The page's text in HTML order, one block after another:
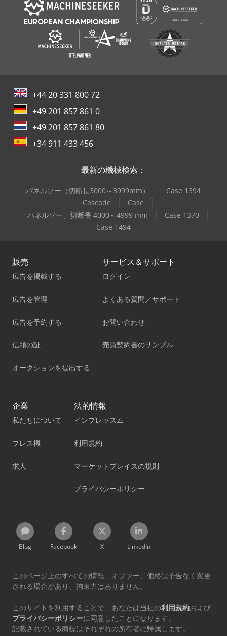
+44 20 331 800 72
+49 201 857 861 0
+49 201 857 861 80
+34 911 433 456
最新の機械検索：
パネルソー（切断長3000～3999mm）
Case 1394
Cascade
Case
パネルソー、切断長 4000～4999 mm
Case 1370
Case 1494
販売
広告を掲載する
広告を管理
広告を予約する
信頼の証
オークションを提出する
サービス＆サポート
ログイン
よくある質問／サポート
お問い合わせ
売買契約書のサンプル
企業
私たちについて
プレス機
求人
法的情報
インプレッスム
利用規約
マーケットプレイスの規則
プライバシーポリシー
Blog Facebook X LinkedIn
このページ上のすべての情報、オファー、価格は予告なく変更
される場合があり、拘束力はありません。
このサイトを利用することで、あなたは当社の利用規約および
プライバシーポリシーに同意したことになります。
記載されている商標はそれぞれの所有者に帰属します。